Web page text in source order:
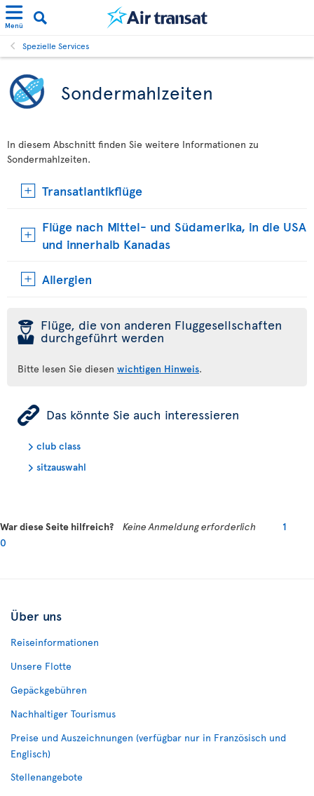
Menü
Spezielle Services
Sondermahlzeiten
In diesem Abschnitt finden Sie weitere Informationen zu
Sondermahlzeiten.
Transatlantikflüge
Flüge nach Mittel- und Südamerika, in die USA
und innerhalb Kanadas
Allergien
þ Flüge, die von anderen Fluggesellschaften
durchgeführt werden
Bitte lesen Sie diesen wichtigen Hinweis.
ÿ Das könnte Sie auch interessieren
club class
sitzauswahl
War diese Seite hilfreich? Keine Anmeldung erforderlich
1
0
Über uns
Reiseinformationen
Unsere Flotte
Gepäckgebühren
Nachhaltiger Tourismus
Preise und Auszeichnungen (verfügbar nur in Französisch und
Englisch)
Stellenangebote